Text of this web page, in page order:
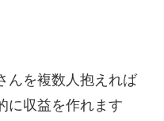
んを複数人抱えれば
に収益を作れます